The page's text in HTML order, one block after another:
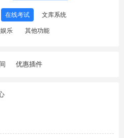
在线考试 文库系统
乐 其他功能
优惠插件